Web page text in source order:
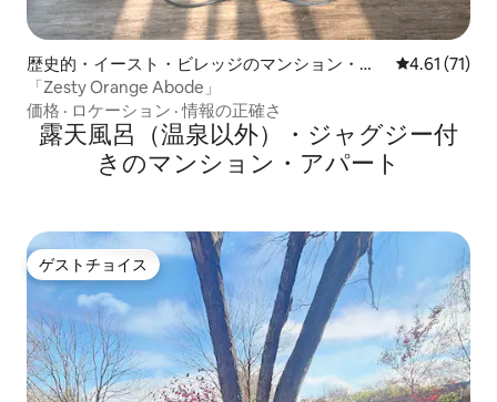
歴史的・イースト・ビレッジのマンション・ア
パート
レビュー71
4.61 (71)
「Zesty Orange Abode」
価格 · ロケーション ·情報の正確さ
露天風呂（温泉以外）・ジャグジー付
きのマンション・アパート
ゲストチョイス
ゲストチョイス